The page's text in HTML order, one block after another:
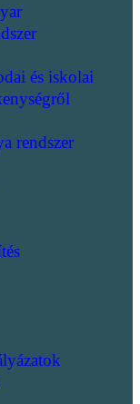
és iskolai
rendszer